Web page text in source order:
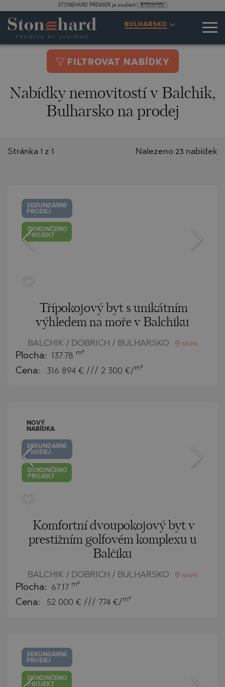
STONEHARD PREMIER je součástí
BULHARSKO
FILTROVAT NABÍDKY
Nabídky nemovitostí v Balchik,
Bulharsko na prodej
Nalezeno 23 nabídek
Stránka 1 z 1
SEKUNDÁRNÍ
PRODEJ
DOKONČENO
PROJEKT
Třípokojový byt s unikátním
výhledem na moře v Balchiku
BALCHIK / DOBRICH / BULHARSKO MAPA
Plocha: 137.78 m²
Cena: 316 894 € /// 2 300 €/ m²
NOVÝ
NABÍDKA
SEKUNDÁRNÍ
PRODEJ
DOKONČENO
PROJEKT
Komfortní dvoupokojový byt v
prestižním golfovém komplexu u
Balčiku
BALCHIK / DOBRICH / BULHARSKO MAPA
Plocha: 67.17 m²
Cena: 52 000 € /// 774 €/ m²
SEKUNDÁRNÍ
PRODEJ
DOKONČENO
PROJEKT